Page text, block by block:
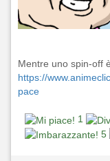
Mentre uno spin-off
https://
pace
1
5